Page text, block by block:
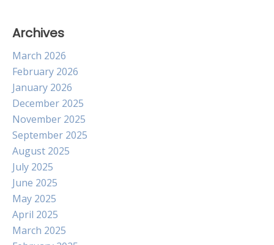
Archives
March 2026
February 2026
January 2026
December 2025
November 2025
September 2025
August 2025
July 2025
June 2025
May 2025
April 2025
March 2025